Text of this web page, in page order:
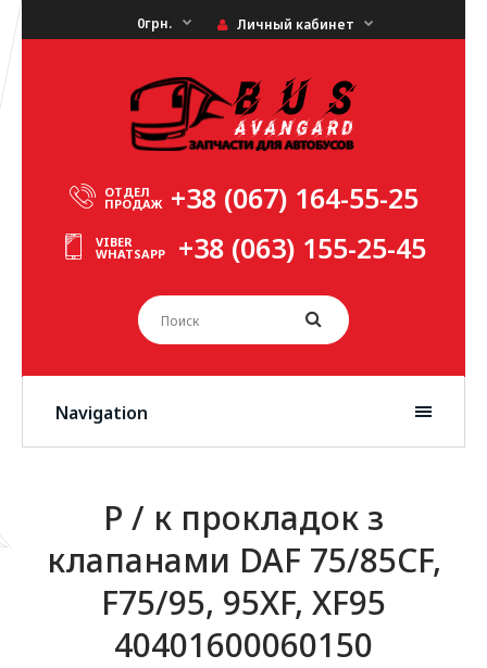
0грн. Личный кабинет
ОТДЕЛ
ПРОДАЖ +38 (067) 164-55-25
VIBER
WHATSAPP +38 (063) 155-25-45
Navigation
Р / к прокладок з
клапанами DAF 75/85CF,
F75/95, 95XF, XF95
40401600060150